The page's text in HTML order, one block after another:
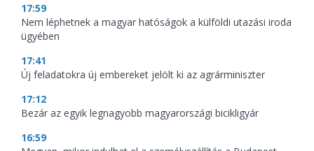
17:59
Nem léphetnek a magyar hatóságok a külföldi utazási iroda
ügyében
17:41
Új feladatokra új embereket jelölt ki az agrárminiszter
17:12
Bezár az egyik legnagyobb magyarországi bicikligyár
16:59